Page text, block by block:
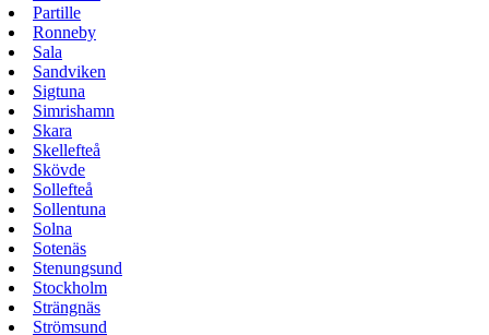
Partille
Ronneby
Sala
Sandviken
Sigtuna
Simrishamn
Skara
Skellefteå
Skövde
Sollefteå
Sollentuna
Solna
Sotenäs
Stenungsund
Stockholm
Strängnäs
Strömsund